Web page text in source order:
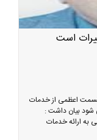
است
قسمت اعظمی از خدمات
بیان داشت :
به ارائه خدمات